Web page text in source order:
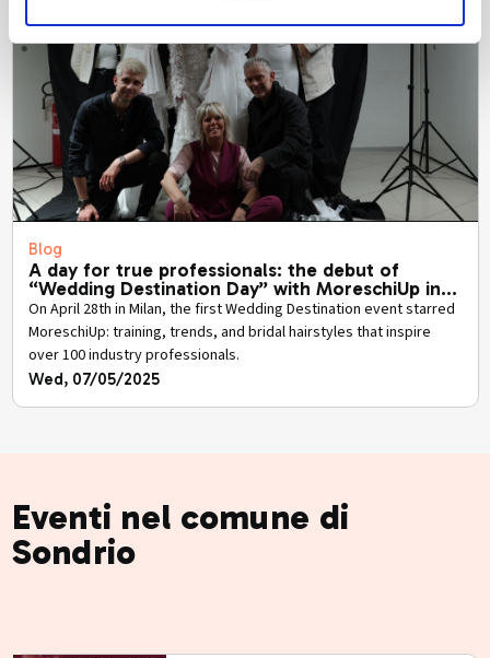
Blog
A day for true professionals: the debut of
“Wedding Destination Day” with MoreschiUp in
the spotlight.
On April 28th in Milan, the first Wedding Destination event starred
MoreschiUp: training, trends, and bridal hairstyles that inspire
over 100 industry professionals.
Wed, 07/05/2025
Eventi nel comune di
Sondrio